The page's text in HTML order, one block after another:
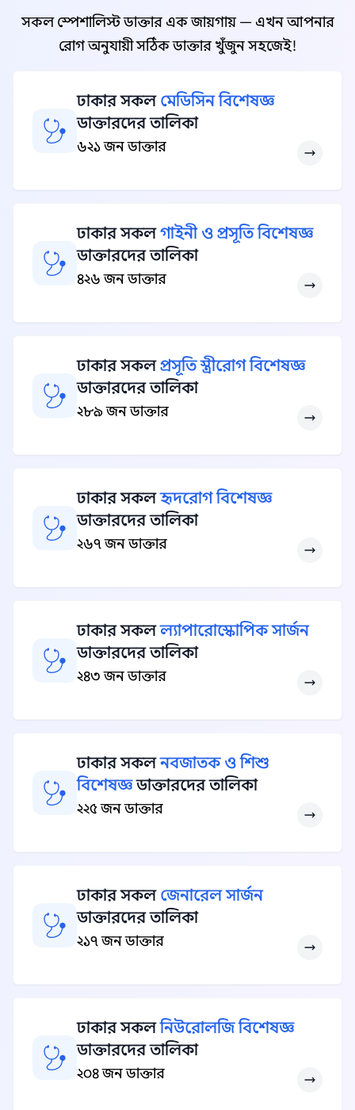
সকল স্পেশালিস্ট ডাক্তার এক জায়গায় — এখন আপনার
রোগ অনুযায়ী সঠিক ডাক্তার খুঁজুন সহজেই!
ঢাকার সকল মেডিসিন বিশেষজ্ঞ
ডাক্তারদের তালিকা
৬২১ জন ডাক্তার
ঢাকার সকলগাইনী ও প্রসূতি বিশেষজ্ঞ
ডাক্তারদের তালিকা
৪২৬ জন ডাক্তার
ঢাকার সকলপ্রসূতি স্ত্রীরোগ বিশেষজ্ঞ
ডাক্তারদের তালিকা
২৮৯ জন ডাক্তার
ঢাকার সকলহৃদরোগ বিশেষজ্ঞ
ডাক্তারদের তালিকা
২৬৭ জন ডাক্তার
ঢাকার সকলল্যাপারোস্কোপিক সার্জন
ডাক্তারদের তালিকা
২৪৩ জন ডাক্তার
ঢাকার সকলনবজাতক ও শিশু
বিশেষজ্ঞডাক্তারদের তালিকা
২২৫ জন ডাক্তার
ঢাকার সকল জেনারেল সার্জন
ডাক্তারদের তালিকা
২১৭ জন ডাক্তার
ঢাকার সকলনিউরোলজি বিশেষজ্ঞ
ডাক্তারদের তালিকা
২০৪ জন ডাক্তার